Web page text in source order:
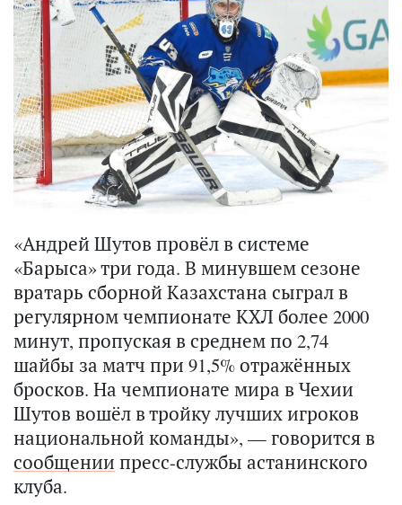
«Андрей Шутов провёл в системе
«Барыса» три года. В минувшем сезоне
вратарь сборной Казахстана сыграл в
регулярном чемпионате КХЛ более 2000
минут, пропуская в среднем по 2,74
шайбы за матч при 91,5% отражённых
бросков. На чемпионате мира в Чехии
Шутов вошёл в тройку лучших игроков
национальной команды», — говорится в
сообщении пресс-службы астанинского
клуба.